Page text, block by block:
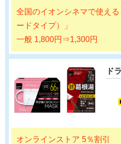
全国のイオンシネマで使え
ードタイプ）」
一般 1,800円⇒1,300円
ド
オンラインストア 5％割引